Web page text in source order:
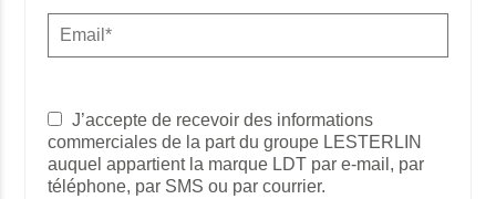
J’accepte de recevoir des informations
commerciales de la part du groupe LESTERLIN
auquel appartient la marque LDT par e-mail, par
téléphone, par SMS ou par courrier.